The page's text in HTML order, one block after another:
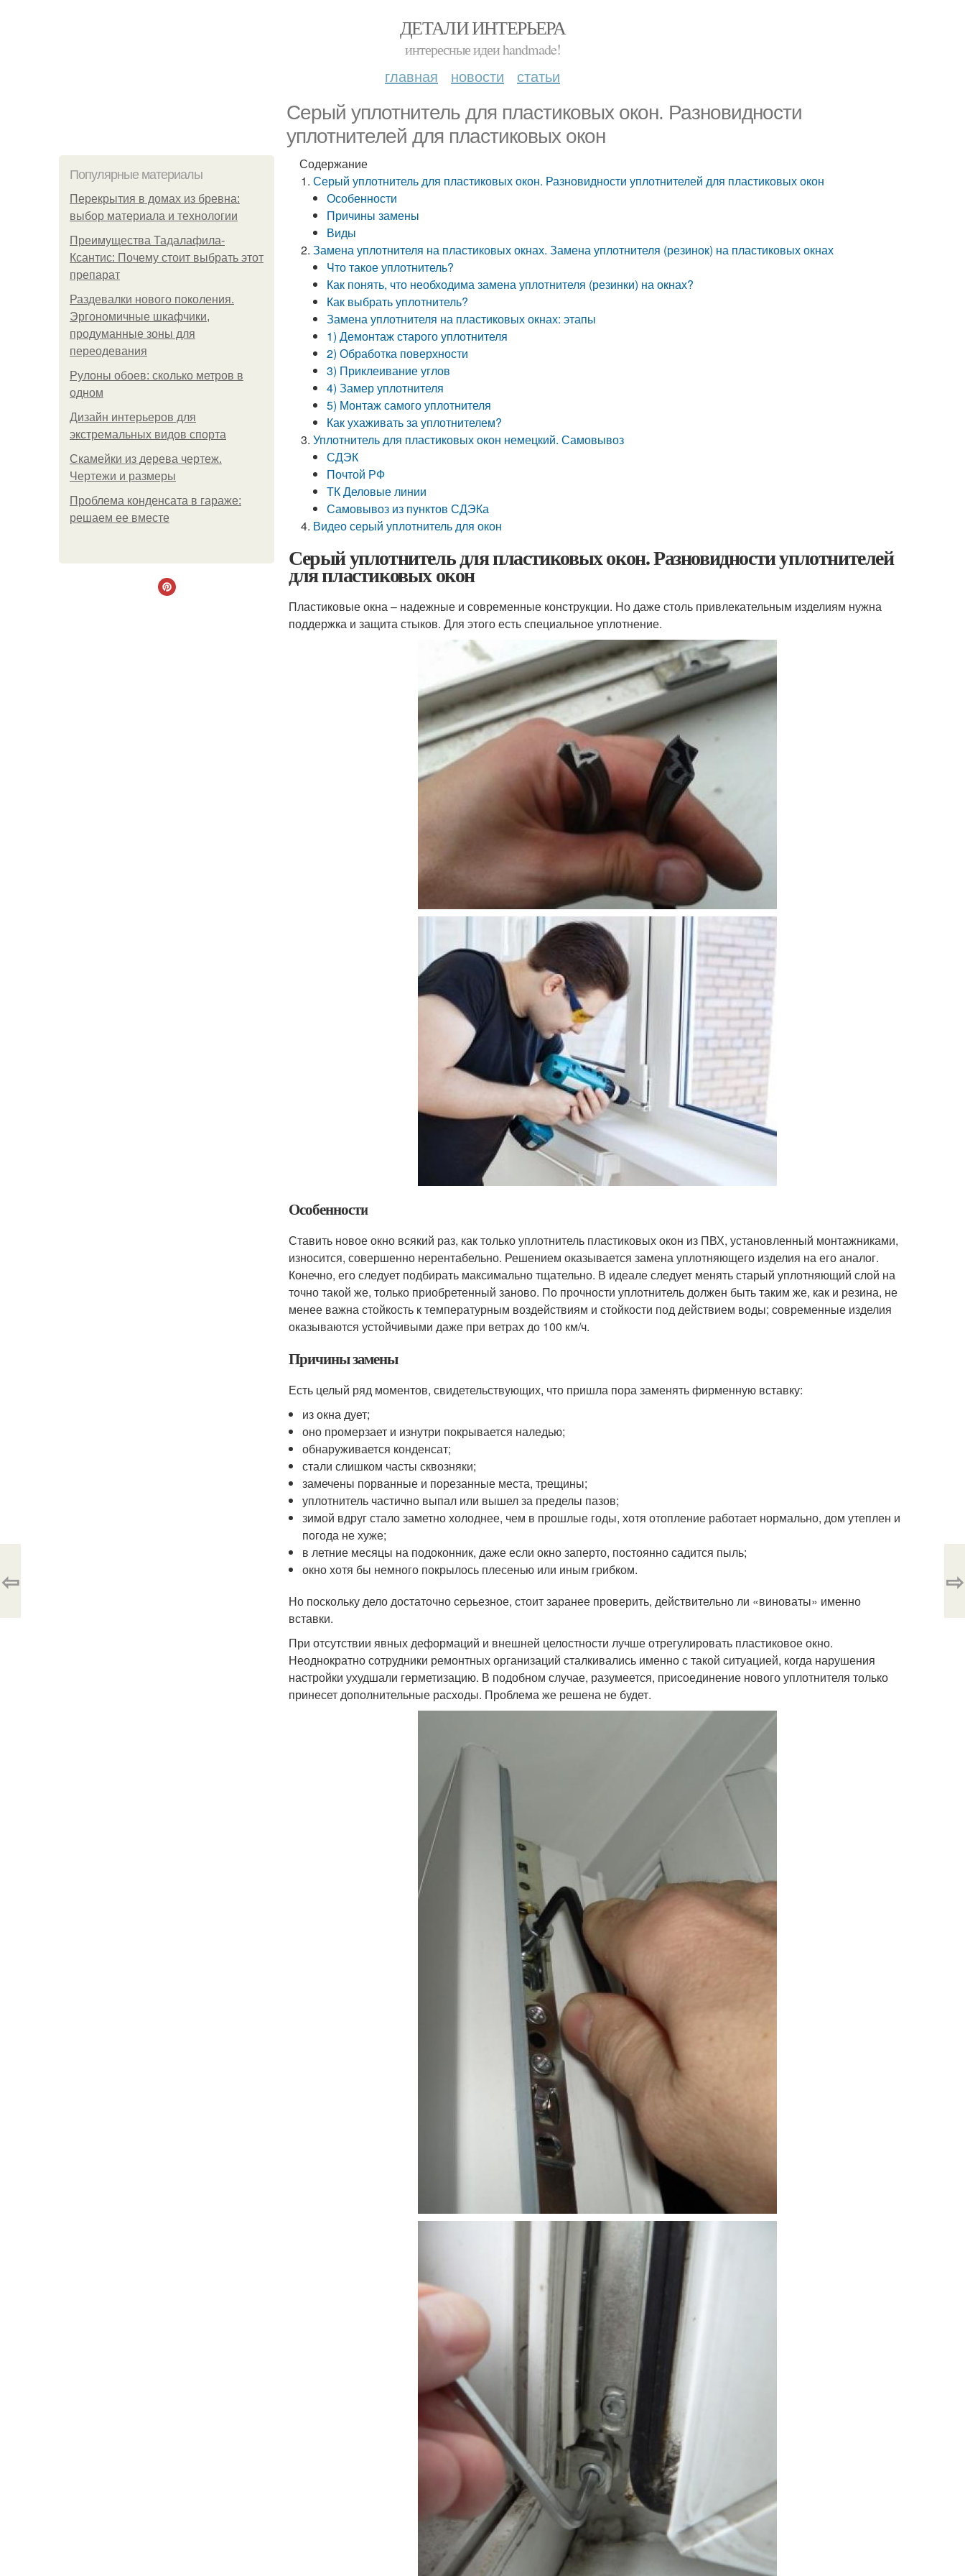
ДЕТАЛИ ИНТЕРЬЕРА
интересные идеи handmade!
главная новости статьи
Серый уплотнитель для пластиковых окон. Разновидности
уплотнителей для пластиковых окон
Популярные материалы
Перекрытия в домах из бревна:
выбор материала и технологии
Преимущества Тадалафила-
Ксантис: Почему стоит выбрать этот
препарат
Раздевалки нового поколения.
Эргономичные шкафчики,
продуманные зоны для
переодевания
Рулоны обоев: сколько метров в
одном
Дизайн интерьеров для
экстремальных видов спорта
Скамейки из дерева чертеж.
Чертежи и размеры
Проблема конденсата в гараже:
решаем ее вместе
Содержание
Серый уплотнитель для пластиковых окон. Разновидности уплотнителей для пластиковых окон
Особенности
Причины замены
Виды
Замена уплотнителя на пластиковых окнах. Замена уплотнителя (резинок) на пластиковых окнах
Что такое уплотнитель?
Как понять, что необходима замена уплотнителя (резинки) на окнах?
Как выбрать уплотнитель?
Замена уплотнителя на пластиковых окнах: этапы
1) Демонтаж старого уплотнителя
2) Обработка поверхности
3) Приклеивание углов
4) Замер уплотнителя
5) Монтаж самого уплотнителя
Как ухаживать за уплотнителем?
Уплотнитель для пластиковых окон немецкий. Самовывоз
СДЭК
Почтой РФ
ТК Деловые линии
Самовывоз из пунктов СДЭКа
Видео серый уплотнитель для окон
Серый уплотнитель для пластиковых окон. Разновидности уплотнителей
для пластиковых окон
Пластиковые окна – надежные и современные конструкции. Но даже столь привлекательным изделиям нужна
поддержка и защита стыков. Для этого есть специальное уплотнение.
Особенности
Ставить новое окно всякий раз, как только уплотнитель пластиковых окон из ПВХ, установленный монтажниками,
износится, совершенно нерентабельно. Решением оказывается замена уплотняющего изделия на его аналог.
Конечно, его следует подбирать максимально тщательно. В идеале следует менять старый уплотняющий слой на
точно такой же, только приобретенный заново. По прочности уплотнитель должен быть таким же, как и резина, не
менее важна стойкость к температурным воздействиям и стойкости под действием воды; современные изделия
оказываются устойчивыми даже при ветрах до 100 км/ч.
Причины замены
Есть целый ряд моментов, свидетельствующих, что пришла пора заменять фирменную вставку:
из окна дует;
оно промерзает и изнутри покрывается наледью;
обнаруживается конденсат;
стали слишком часты сквозняки;
замечены порванные и порезанные места, трещины;
уплотнитель частично выпал или вышел за пределы пазов;
зимой вдруг стало заметно холоднее, чем в прошлые годы, хотя отопление работает нормально, дом утеплен и
погода не хуже;
в летние месяцы на подоконник, даже если окно заперто, постоянно садится пыль;
окно хотя бы немного покрылось плесенью или иным грибком.
Но поскольку дело достаточно серьезное, стоит заранее проверить, действительно ли «виноваты» именно
вставки.
При отсутствии явных деформаций и внешней целостности лучше отрегулировать пластиковое окно.
Неоднократно сотрудники ремонтных организаций сталкивались именно с такой ситуацией, когда нарушения
настройки ухудшали герметизацию. В подобном случае, разумеется, присоединение нового уплотнителя только
принесет дополнительные расходы. Проблема же решена не будет.
⇦ ⇨